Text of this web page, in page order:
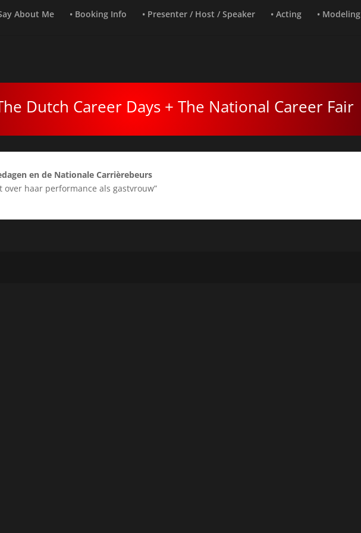
About Me • Booking Info • Presenter / Host / Speaker • Acting • Modeling
Dutch Career Days + The National Career Fair
en de Nationale Carrièrebeurs
haar performance als gastvrouw”